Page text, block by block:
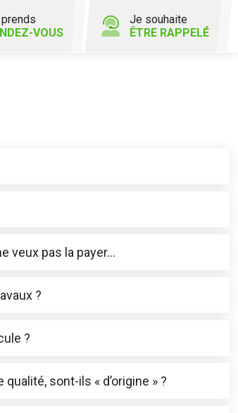
VOUS
Je souhaite
ÊTRE RAPPELÉ
veux pas la payer…
?
?
sont-ils « d’origine » ?